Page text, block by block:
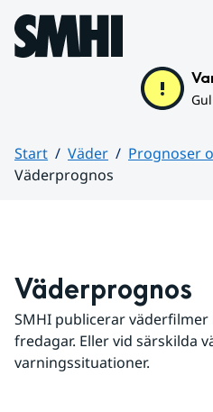
Hoppa till sidans innehåll
Start Väder
Prognoser
Väderprognos
Väderprognos
SMHI publicerar
fredagar. Eller vid särskilda
varningssituationer.